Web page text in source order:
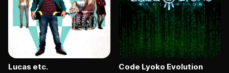
Lucas etc. Code Lyoko Evolution